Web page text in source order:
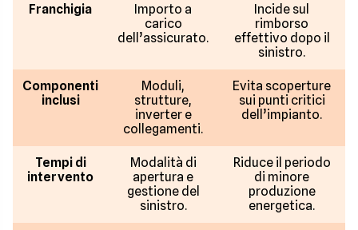
Franchigia
Importo a
carico
dell’assicurato.
Incide sul
rimborso
effettivo dopo il
sinistro.
Componenti
inclusi
Moduli,
strutture,
inverter e
collegamenti.
Evita scoperture
sui punti critici
dell’impianto.
Tempi di
intervento
Modalità di
apertura e
gestione del
sinistro.
Riduce il periodo
di minore
produzione
energetica.